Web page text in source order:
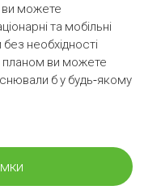
ви можете
та мобільні
необхідності
планом ви можете
б у будь-якому